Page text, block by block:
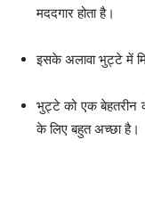
मददगार होता है।
इसके अलावा भुट्टे में
भुट्टे को एक बेहतरीन
के लिए बहुत अच्छा है।